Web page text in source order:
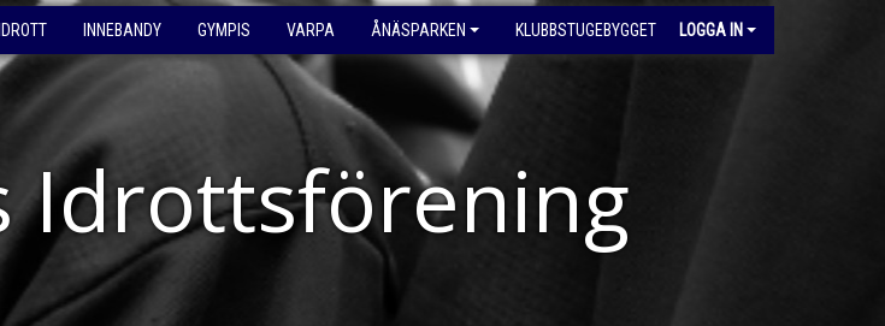
INNEBANDY GYMPIS VARPA ÅNÄSPARKEN KLUBBSTUGEBYGGET LOGGA IN
Idrottsförening